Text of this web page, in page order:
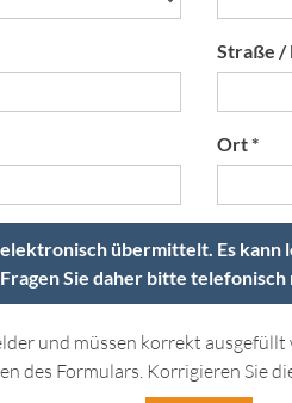
Straße /
Ort *
übermittelt. Es
Sie daher bitte
und müssen korrekt ausgefüllt
des Formulars. Korrigieren Sie